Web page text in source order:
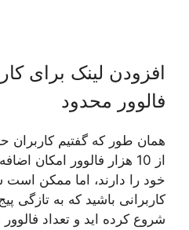
افزودن لینک برای
فالوور محدود
همان طور که گفتیم
از 10 هزار فالوور امکان
خود را دارند، اما ممکن است
کاربرانی باشید که به تازگی
شروع کرده اید و تعداد